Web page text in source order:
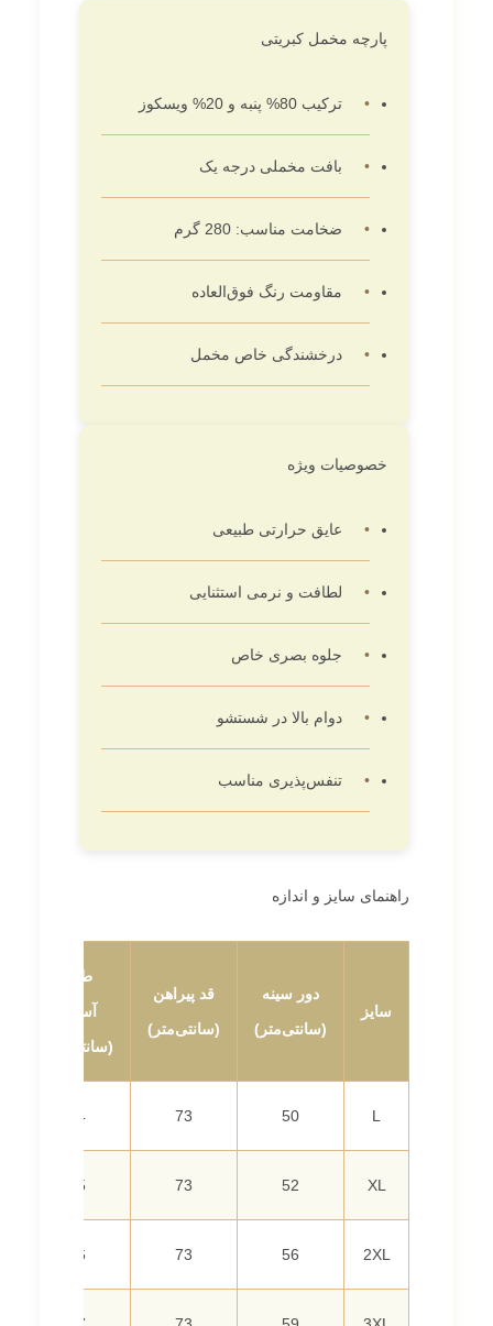
پارچه مخمل کبریتی
ترکیب 80% پنبه و 20% ویسکوز
بافت مخملی درجه یک
ضخامت مناسب: 280 گرم
مقاومت رنگ فوق‌العاده
درخشندگی خاص مخمل
خصوصیات ویژه
عایق حرارتی طبیعی
لطافت و نرمی استثنایی
جلوه بصری خاص
دوام بالا در شستشو
تنفس‌پذیری مناسب
راهنمای سایز و اندازه
سایز
دور سینه
(سانتی‌متر)
قد پیراهن
(سانتی‌متر)
طول
آستین
(سانتی‌متر)
L
50
73
64
XL
52
73
65
2XL
56
73
66